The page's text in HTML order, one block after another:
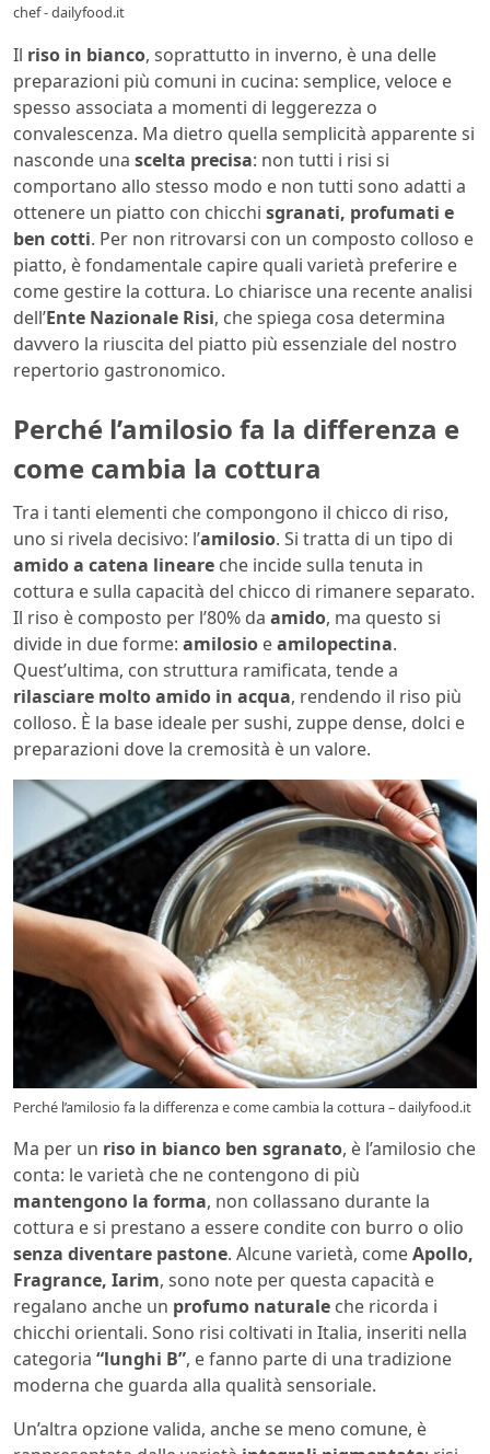
chef - dailyfood.it
Il riso in bianco, soprattutto in inverno, è una delle
preparazioni più comuni in cucina: semplice, veloce e
spesso associata a momenti di leggerezza o
convalescenza. Ma dietro quella semplicità apparente si
nasconde una scelta precisa: non tutti i risi si
comportano allo stesso modo e non tutti sono adatti a
ottenere un piatto con chicchi sgranati, profumati e
ben cotti. Per non ritrovarsi con un composto colloso e
piatto, è fondamentale capire quali varietà preferire e
come gestire la cottura. Lo chiarisce una recente analisi
dell’Ente Nazionale Risi, che spiega cosa determina
davvero la riuscita del piatto più essenziale del nostro
repertorio gastronomico.
Perché l’amilosio fa la differenza e
come cambia la cottura
Tra i tanti elementi che compongono il chicco di riso,
uno si rivela decisivo: l’amilosio. Si tratta di un tipo di
amido a catena lineare che incide sulla tenuta in
cottura e sulla capacità del chicco di rimanere separato.
Il riso è composto per l’80% da amido, ma questo si
divide in due forme: amilosio eamilopectina.
Quest’ultima, con struttura ramificata, tende a
rilasciare molto amido in acqua, rendendo il riso più
colloso. È la base ideale per sushi, zuppe dense, dolci e
preparazioni dove la cremosità è un valore.
Perché l’amilosio fa la differenza e come cambia la cottura – dailyfood.it
Ma per un riso in bianco ben sgranato, è l’amilosio che
conta: le varietà che ne contengono di più
mantengono la forma, non collassano durante la
cottura e si prestano a essere condite con burro o olio
senza diventare pastone. Alcune varietà, comeApollo,
Fragrance, Iarim, sono note per questa capacità e
regalano anche un profumo naturale che ricorda i
chicchi orientali. Sono risi coltivati in Italia, inseriti nella
categoria “lunghi B”, e fanno parte di una tradizione
moderna che guarda alla qualità sensoriale.
Un’altra opzione valida, anche se meno comune, è